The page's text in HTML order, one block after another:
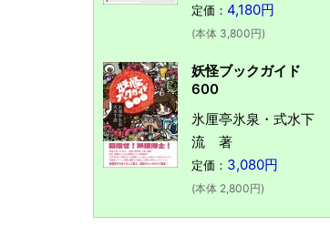
定価： 4,180円
(本体 3,800円)
妖怪ブックガイド
600
氷厘亭氷泉・式水下
流 著
定価： 3,080円
(本体 2,800円)